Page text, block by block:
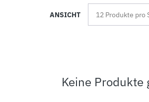
ANSICHT
Keine Produkte